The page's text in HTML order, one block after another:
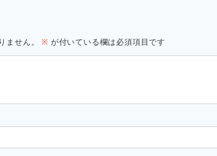
せん。 ※ が付いている欄は必須項目です